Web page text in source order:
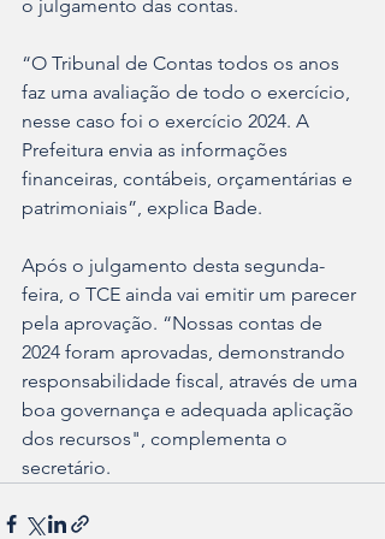
o julgamento das contas.
“O Tribunal de Contas todos os anos
faz uma avaliação de todo o exercício,
nesse caso foi o exercício 2024. A
Prefeitura envia as informações
financeiras, contábeis, orçamentárias e
patrimoniais”, explica Bade.
Após o julgamento desta segunda-
feira, o TCE ainda vai emitir um parecer
pela aprovação. “Nossas contas de
2024 foram aprovadas, demonstrando
responsabilidade fiscal, através de uma
boa governança e adequada aplicação
dos recursos", complementa o
secretário.